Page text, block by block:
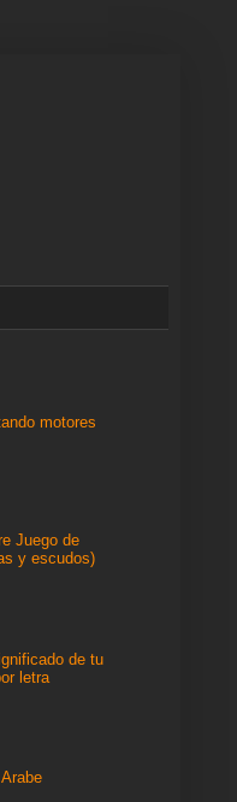
motores
Juego de
y escudos)
de tu
letra